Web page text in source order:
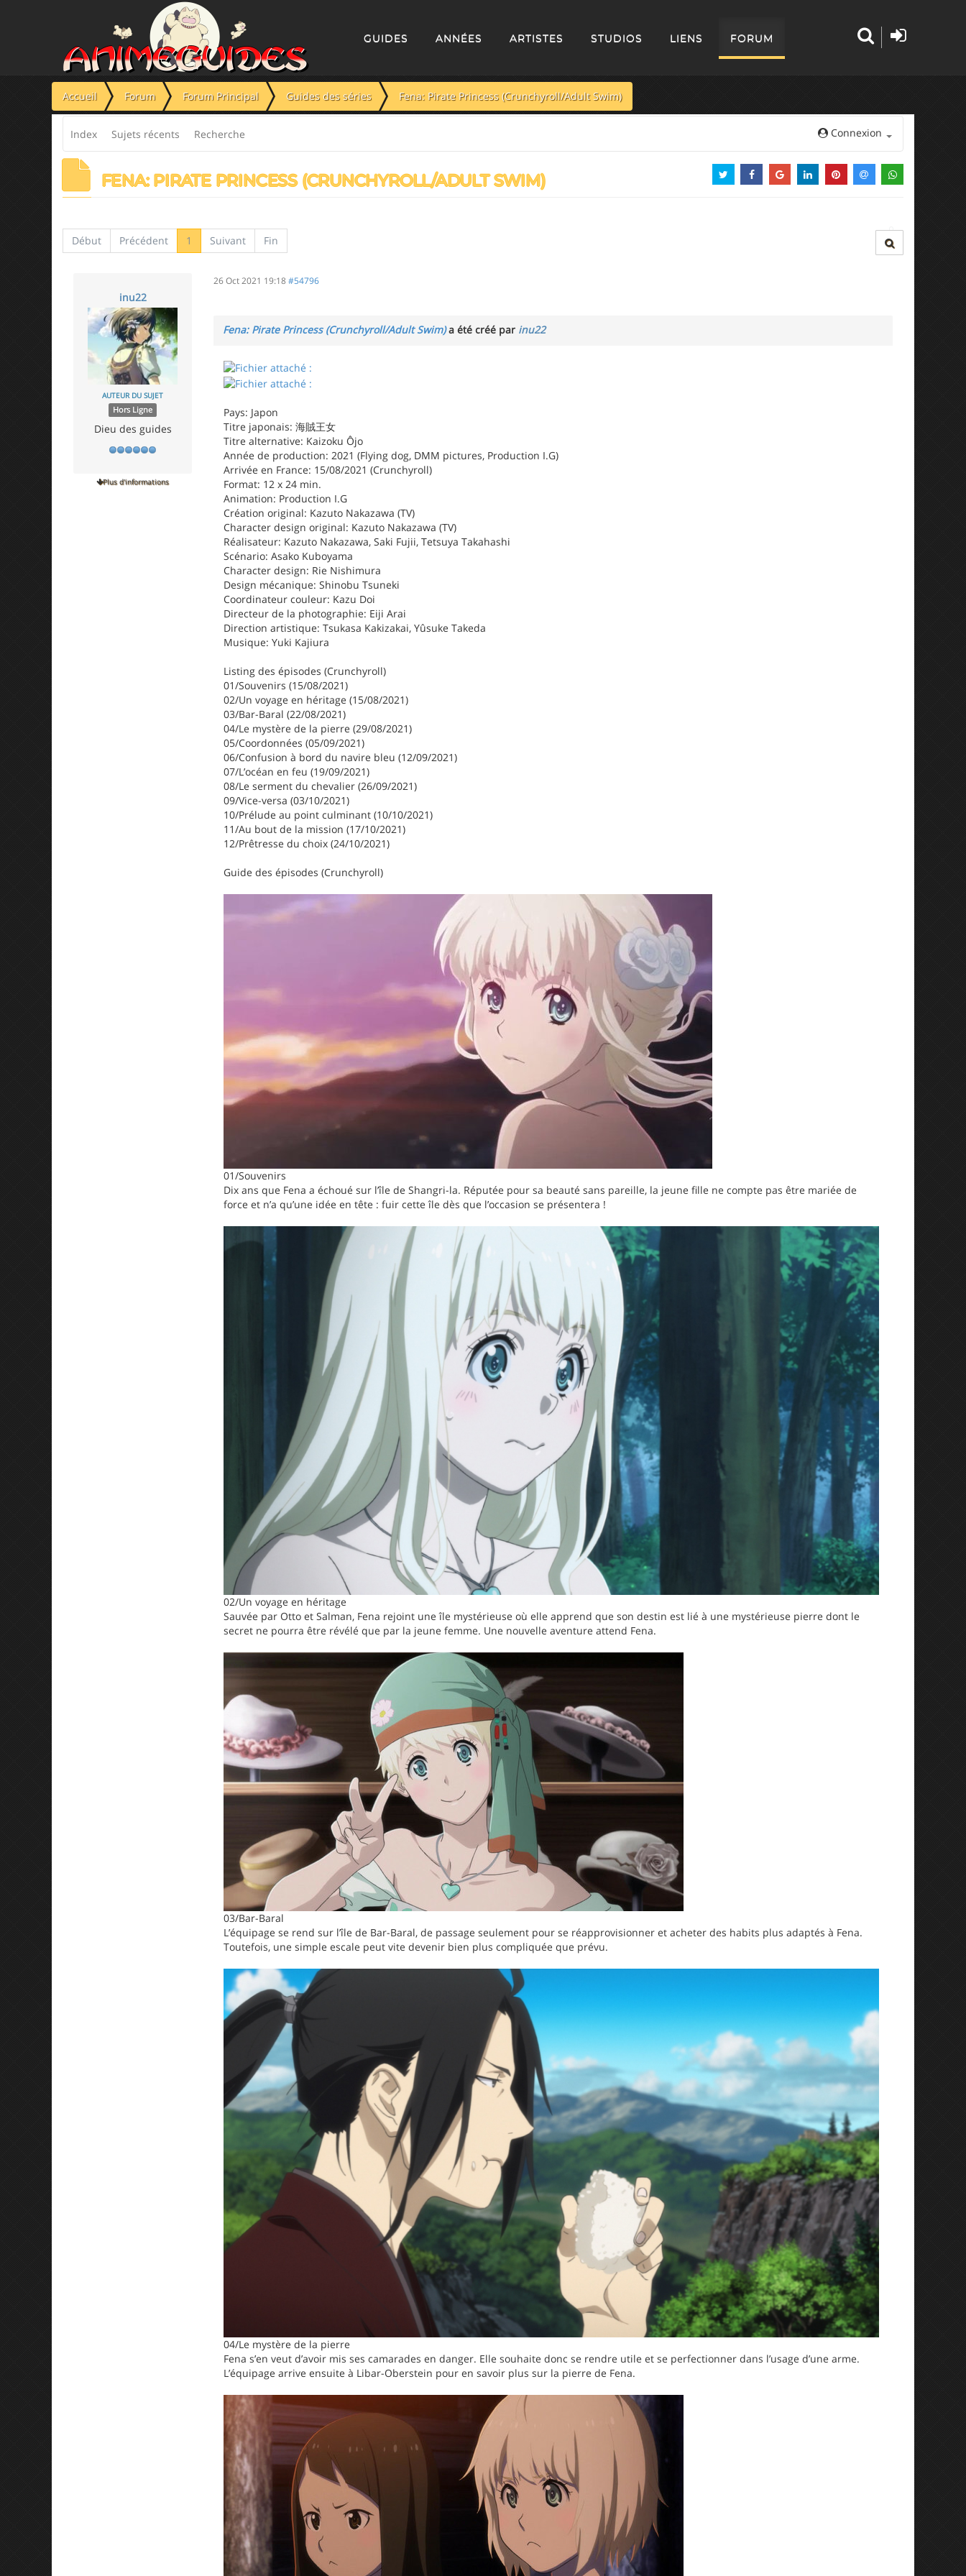
GUIDES ANNÉES ARTISTES STUDIOS LIENS FORUM
Accueil Forum Forum Principal Guides des séries Fena: Pirate Princess (Crunchyroll/Adult Swim)
Index Sujets récents Recherche Connexion
FENA: PIRATE PRINCESS (CRUNCHYROLL/ADULT SWIM)
Début Précédent 1 Suivant Fin
inu22
AUTEUR DU SUJET
Hors Ligne
Dieu des guides
Plus d'informations
26 Oct 2021 19:18#54796
Fena: Pirate Princess (Crunchyroll/Adult Swim)a été créé par inu22
Pays: Japon
Titre japonais: 海賊王女
Titre alternative: Kaizoku Ôjo
Année de production: 2021 (Flying dog, DMM pictures, Production I.G)
Arrivée en France: 15/08/2021 (Crunchyroll)
Format: 12 x 24 min.
Animation: Production I.G
Création original: Kazuto Nakazawa (TV)
Character design original: Kazuto Nakazawa (TV)
Réalisateur: Kazuto Nakazawa, Saki Fujii, Tetsuya Takahashi
Scénario: Asako Kuboyama
Character design: Rie Nishimura
Design mécanique: Shinobu Tsuneki
Coordinateur couleur: Kazu Doi
Directeur de la photographie: Eiji Arai
Direction artistique: Tsukasa Kakizakai, Yûsuke Takeda
Musique: Yuki Kajiura
Listing des épisodes (Crunchyroll)
01/Souvenirs (15/08/2021)
02/Un voyage en héritage (15/08/2021)
03/Bar-Baral (22/08/2021)
04/Le mystère de la pierre (29/08/2021)
05/Coordonnées (05/09/2021)
06/Confusion à bord du navire bleu (12/09/2021)
07/L’océan en feu (19/09/2021)
08/Le serment du chevalier (26/09/2021)
09/Vice-versa (03/10/2021)
10/Prélude au point culminant (10/10/2021)
11/Au bout de la mission (17/10/2021)
12/Prêtresse du choix (24/10/2021)
Guide des épisodes (Crunchyroll)
01/Souvenirs
Dix ans que Fena a échoué sur l’île de Shangri-la. Réputée pour sa beauté sans pareille, la jeune fille ne compte pas être mariée de
force et n’a qu’une idée en tête : fuir cette île dès que l’occasion se présentera !
02/Un voyage en héritage
Sauvée par Otto et Salman, Fena rejoint une île mystérieuse où elle apprend que son destin est lié à une mystérieuse pierre dont le
secret ne pourra être révélé que par la jeune femme. Une nouvelle aventure attend Fena.
03/Bar-Baral
L’équipage se rend sur l’île de Bar-Baral, de passage seulement pour se réapprovisionner et acheter des habits plus adaptés à Fena.
Toutefois, une simple escale peut vite devenir bien plus compliquée que prévu.
04/Le mystère de la pierre
Fena s’en veut d’avoir mis ses camarades en danger. Elle souhaite donc se rendre utile et se perfectionner dans l’usage d’une arme.
L’équipage arrive ensuite à Libar-Oberstein pour en savoir plus sur la pierre de Fena.